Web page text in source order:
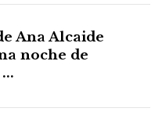
Ana Alcaide
noche de